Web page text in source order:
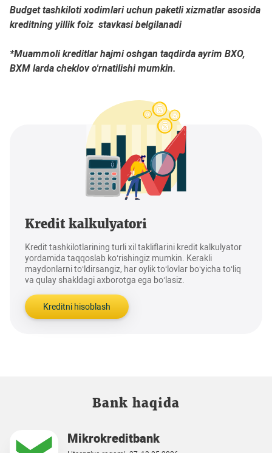
Budget tashkilotixodimlari uchun paketli xizmatlar asosida
kreditning yillik foiz stavkasi belgilanadi
*Muammoli kreditlar hajmi oshgan taqdirda ayrim BXO,
BXM larda cheklov o'rnatilishi mumkin.
Kredit kalkulyatori
Kredit tashkilotlarining turli xil takliflarini kredit kalkulyator
yordamida taqqoslab ko‘rishingiz mumkin. Kerakli
maydonlarni to‘ldirsangiz, har oylik to‘lovlar bo‘yicha to‘liq
va qulay shakldagi axborotga ega bo‘lasiz.
Kreditni hisoblash
Bank haqida
Mikrokreditbank